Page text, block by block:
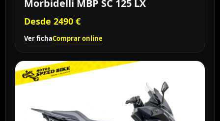
Morbidelli MBP SC 125 LX
Desde 2490 €
Ver fichaComprar online